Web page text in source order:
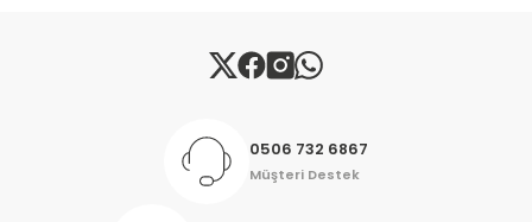
Gönder
0506 732 6867
Müşteri Destek